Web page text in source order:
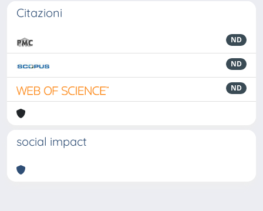
Citazioni
ND
ND
ND
social impact